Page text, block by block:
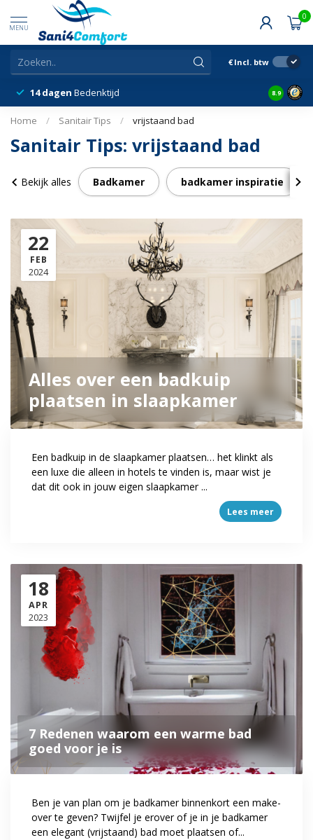
MENU
0
€ Incl. btw
14 dagen Bedenktijd Snelle
8.9
Home / Sanitair Tips / vrijstaand bad
Sanitair Tips: vrijstaand bad
Bekijk alles Badkamer badkamer inspiratie
22
FEB
2024
Alles over een badkuip
plaatsen in slaapkamer
Een badkuip in de slaapkamer plaatsen… het klinkt als
een luxe die alleen in hotels te vinden is, maar wist je
dat dit ook in jouw eigen slaapkamer ...
Lees meer
18
APR
2023
7 Redenen waarom een warme bad
goed voor je is
Ben je van plan om je badkamer binnenkort een make-
over te geven? Twijfel je erover of je in je badkamer
een elegant (vrijstaand) bad moet plaatsen of...